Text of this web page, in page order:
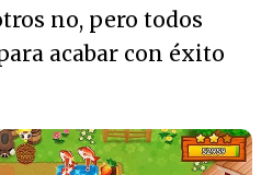
no, pero todos
acabar con éxito